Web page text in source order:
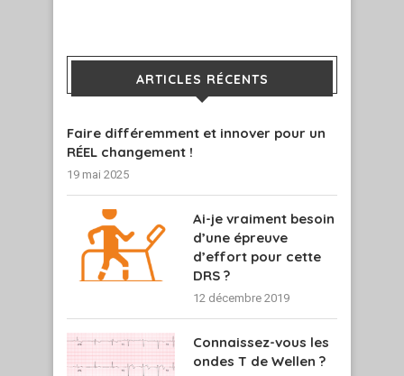
ARTICLES RÉCENTS
Faire différemment et innover pour un
RÉEL changement !
19 mai 2025
Ai-je vraiment besoin
d’une épreuve
d’effort pour cette
DRS ?
12 décembre 2019
Connaissez-vous les
ondes T de Wellen ?